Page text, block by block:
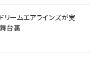
ームエアラインズが実
台裏